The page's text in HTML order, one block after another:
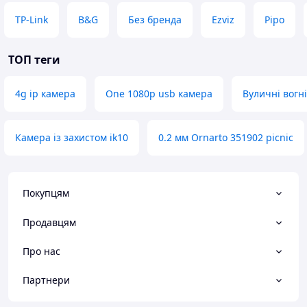
Кількість мегапікселів: 2MP+2MP
Температура роботи: -20°~+60°
Підключення: 4G
двосторонній зв'язок
вправо
TP-Link B&G Без бренда Ezviz Pipo
ТОП теги
4g ip камера One 1080p usb камера Вуличні
Камера із захистом ik10 0.2 мм Ornarto 351902 picnic
Покупцям
Продавцям
Про нас
Партнери